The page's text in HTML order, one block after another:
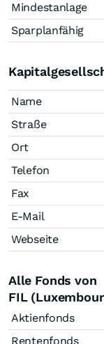
Mindestanlage
Sparplanfähig
Name
Straße
Ort
Telefon
Fax
E-Mail
Webseite
Alle Fonds von
FIL
Aktienfonds
Rentenfonds